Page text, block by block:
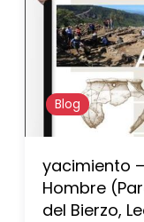
Blog
yacimiento
Hombre
del Bierzo,